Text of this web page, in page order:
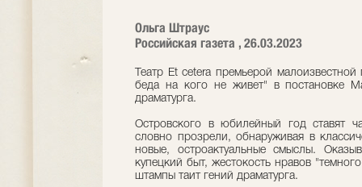
Ольга Штраус
Российская газета , 26.03.2023
Театр Et cetera премьерой
беда на кого не живет" в постановке
драматурга.
Островского в юбилейный год ставят
словно прозрели, обнаруживая в
новые, остроактуальные смыслы.
купецкий быт, жестокость нравов
штампы таит гений драматурга.